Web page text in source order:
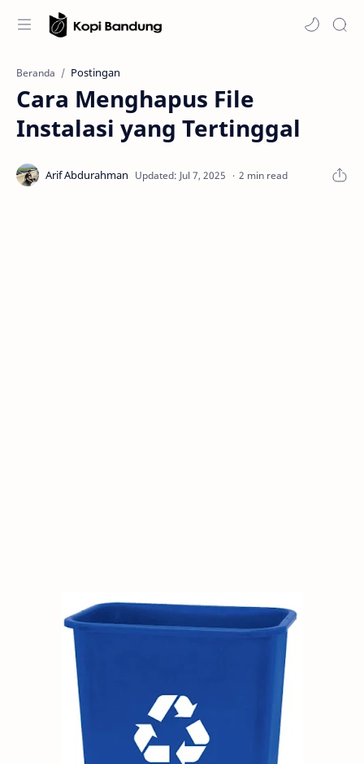
Beranda Postingan
Cara Menghapus File
Instalasi yang Tertinggal
2 min read